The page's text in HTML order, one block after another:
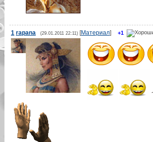
+1
1 rapana (29.01.2011 22:11)[Материал]